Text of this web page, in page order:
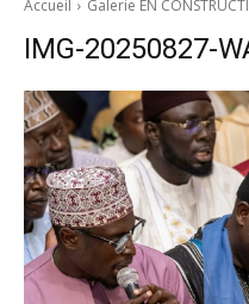
Accueil Galerie EN
IMG-20250827-